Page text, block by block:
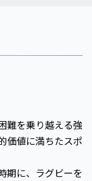
難を乗り越える強
価値に満ちたスポ
期に、ラグビーを